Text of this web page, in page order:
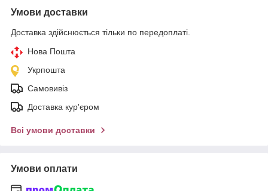
Умови доставки
Доставка здійснюється тільки по передоплаті.
Нова Пошта
Укрпошта
Самовивіз
Доставка кур'єром
Всі умови доставки
Умови оплати